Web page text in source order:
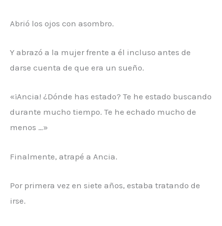
Abrió los ojos con asombro.
Y abrazó a la mujer frente a él incluso antes de
darse cuenta de que era un sueño.
«¡Ancia! ¿Dónde has estado? Te he estado buscando
durante mucho tiempo. Te he echado mucho de
menos …»
Finalmente, atrapé a Ancia.
Por primera vez en siete años, estaba tratando de
irse.